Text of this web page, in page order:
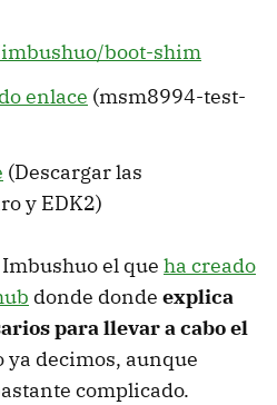
boot-shim
enlace (msm8994-test-
(Descargar las
y EDK2)
el que ha creado
donde donde explica
para llevar a cabo el
ya decimos, aunque
complicado.